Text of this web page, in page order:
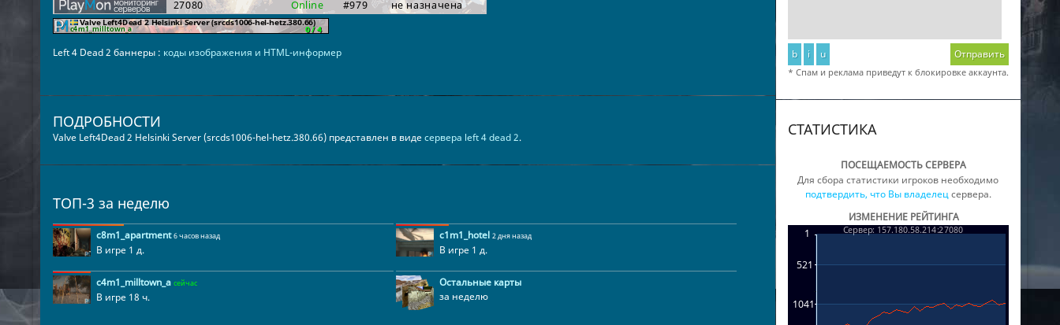
Left 4 Dead 2 баннеры : коды изображения и HTML-информер
ПОДРОБНОСТИ
Valve Left4Dead 2 Helsinki Server (srcds1006-hel-hetz.380.66) представлен в видесервера left 4 dead 2.
ТОП-3 за неделю
c8m1_apartment 6 часов назад
В игре 1 д.
c1m1_hotel 2 дня назад
В игре 1 д.
c4m1_milltown_a сейчас
В игре 18 ч.
Остальные карты
за неделю
b i u Отправить
* Спам и реклама приведут к блокировке аккаунта.
СТАТИСТИКА
ПОСЕЩАЕМОСТЬ СЕРВЕРА
Для сбора статистики игроков необходимо
подтвердить, что Вы владелецсервера.
ИЗМЕНЕНИЕ РЕЙТИНГА